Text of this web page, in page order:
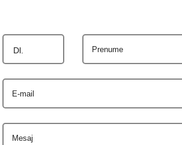
Dl. Prenume
E-mail
Mesaj